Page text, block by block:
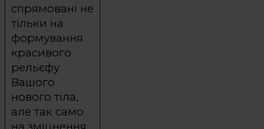
спрямовані не
тільки на
формування
красивого
рельєфу
Вашого
нового тіла,
але так само